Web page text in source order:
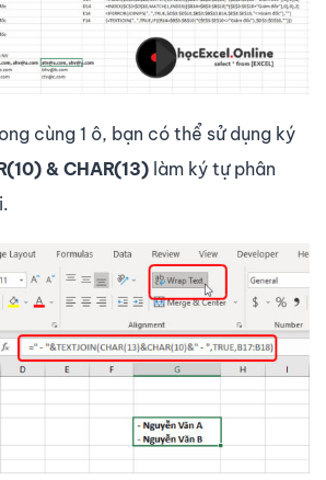
cùng 1 ô, bạn có thể sử dụng ký
& CHAR(13) làm ký tự phân